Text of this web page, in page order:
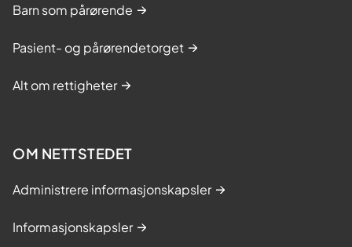
Barn som pårørende
Pasient- og pårørendetorget
Alt om rettigheter
OM NETTSTEDET
Administrere informasjonskapsler
Informasjonskapsler